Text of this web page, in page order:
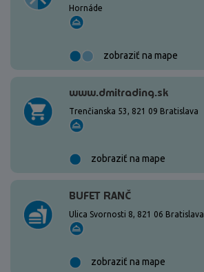
Hornáde
zobraziť na mape
www.dmitrading.sk
Trenčianska 53, 821 09 Bratislava
zobraziť na mape
BUFET RANČ
Ulica Svornosti 8, 821 06 Bratislava
zobraziť na mape